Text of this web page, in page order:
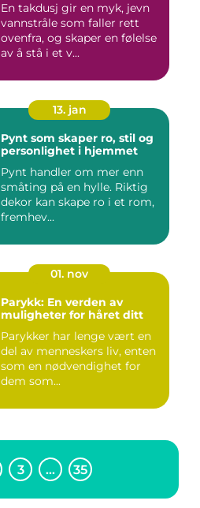
En takdusj gir en myk, jevn
vannstråle som faller rett
ovenfra, og skaper en følelse
av å stå i et v...
13. jan
Pynt som skaper ro, stil og
personlighet i hjemmet
Pynt handler om mer enn
småting på en hylle. Riktig
dekor kan skape ro i et rom,
fremhev...
01. nov
Parykk: En verden av
muligheter for håret ditt
Parykker har lenge vært en
del av menneskers liv, enten
som en nødvendighet for
dem som...
3 … 35